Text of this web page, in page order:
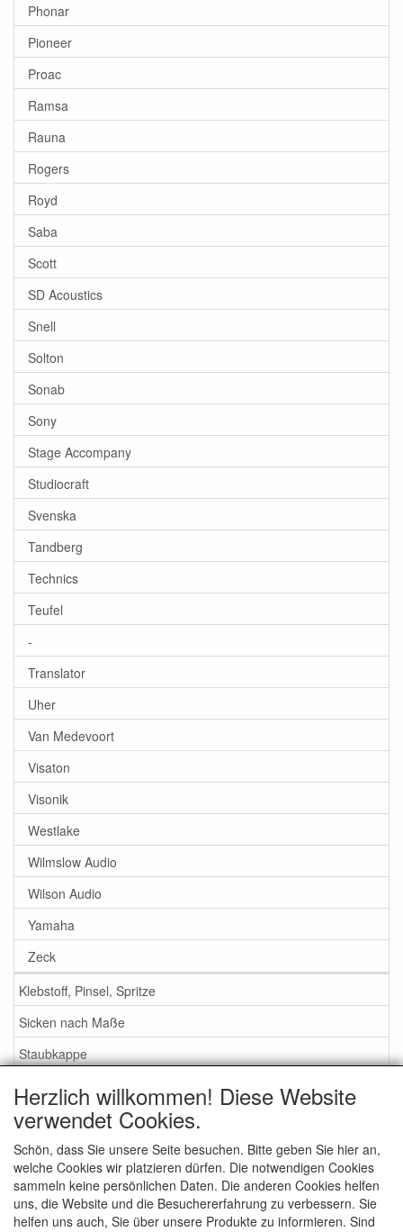
Phonar
Pioneer
Proac
Ramsa
Rauna
Rogers
Royd
Saba
Scott
SD Acoustics
Snell
Solton
Sonab
Sony
Stage Accompany
Studiocraft
Svenska
Tandberg
Technics
Teufel
-
Translator
Uher
Van Medevoort
Visaton
Visonik
Westlake
Wilmslow Audio
Wilson Audio
Yamaha
Zeck
Klebstoff, Pinsel, Spritze
Sicken nach Maße
Staubkappe
Service
Schaumstoff oder Gummi Sicken?
Wichtig bei Bestellung
Herzlich willkommen! Diese Website
verwendet Cookies.
Schön, dass Sie unsere Seite besuchen. Bitte geben Sie hier an,
welche Cookies wir platzieren dürfen. Die notwendigen Cookies
sammeln keine persönlichen Daten. Die anderen Cookies helfen
uns, die Website und die Besuchererfahrung zu verbessern. Sie
helfen uns auch, Sie über unsere Produkte zu informieren. Sind